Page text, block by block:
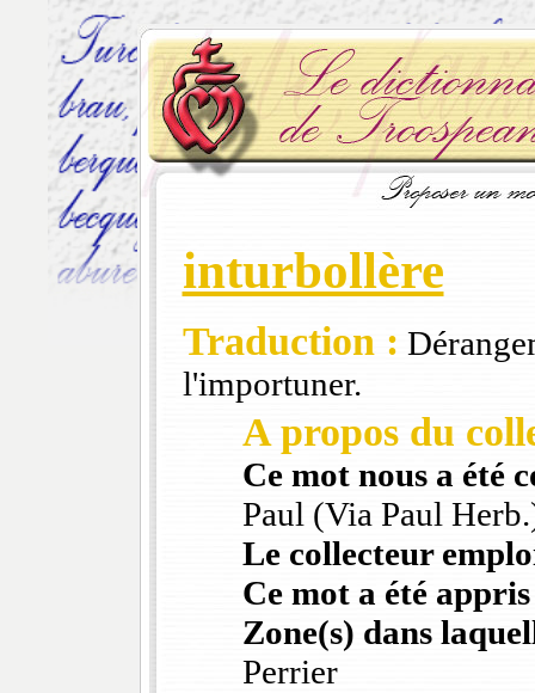
inturbollère
Traduction :
l'importuner.
A propos du
Ce mot nous a été
Paul (Via Paul
Le collecteur
Ce mot a été
Zone(s) dans
Perrier